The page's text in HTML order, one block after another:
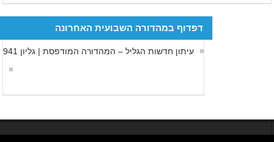
דפדוף במהדורה השבועית האחרונה
עיתון חדשות הגליל – המהדורה המודפסת | גליון 941